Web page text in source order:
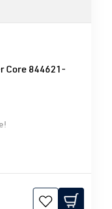
Core 844621-